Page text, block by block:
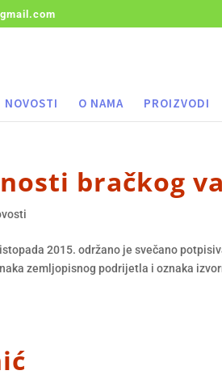
NOVOSTI O NAMA PROIZVODI
bračkog
2015. održano je svečano
zemljopisnog podrijetla i oznaka